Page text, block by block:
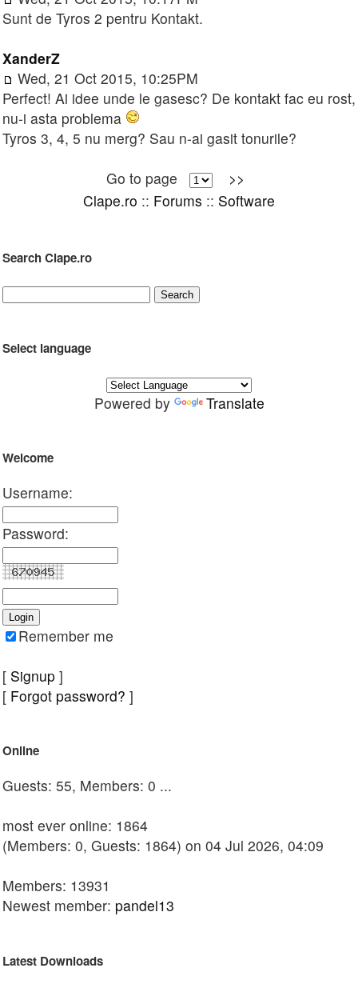
Sunt de Tyros 2 pentru Kontakt.
XanderZ
Wed, 21 Oct 2015, 10:25PM
Perfect! Ai idee unde le gasesc? De kontakt fac eu rost,
nu-i asta problema
Tyros 3, 4, 5 nu merg? Sau n-ai gasit tonurile?
Go to page
>>
Clape.ro :: Forums :: Software
Search Clape.ro
Select language
Powered by Translate
Welcome
Username:
Password:
Remember me
[ Signup ]
[ Forgot password? ]
Online
Guests: 55, Members: 0 ...
most ever online: 1864
(Members: 0, Guests: 1864) on 04 Jul 2026, 04:09
Members: 13931
Newest member: pandel13
Latest Downloads